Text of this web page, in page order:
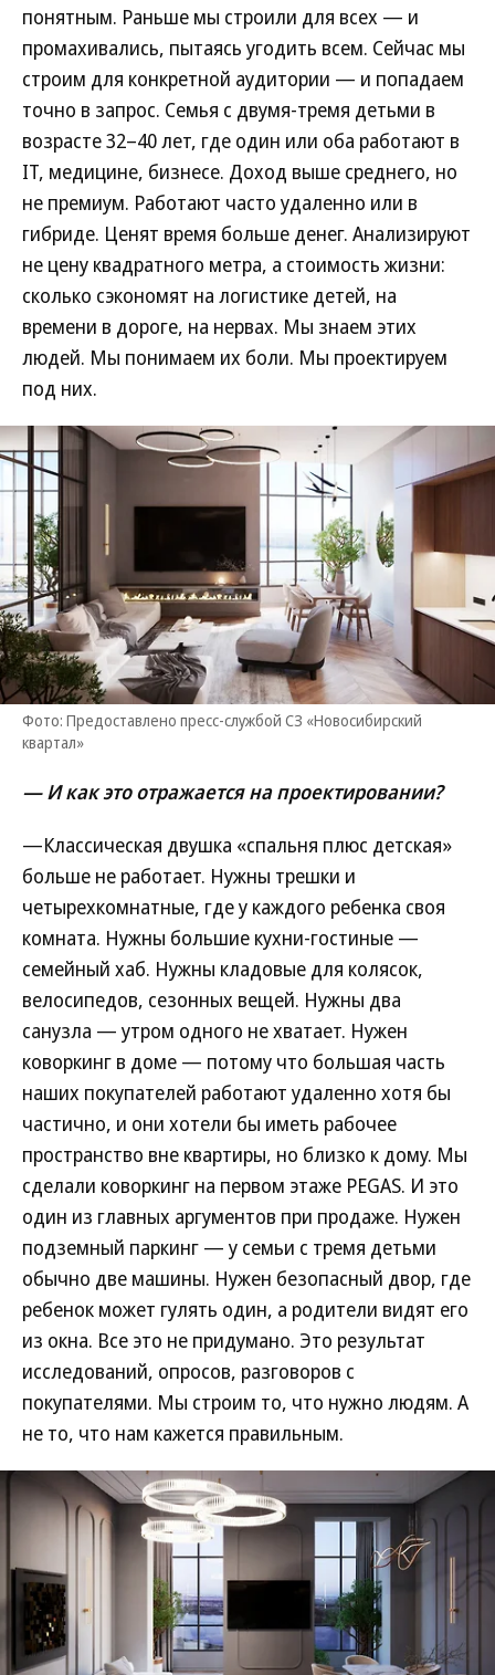
понятным. Раньше мы строили для всех — и
промахивались, пытаясь угодить всем. Сейчас мы
строим для конкретной аудитории — и попадаем
точно в запрос. Семья с двумя-тремя детьми в
возрасте 32–40 лет, где один или оба работают в
IT, медицине, бизнесе. Доход выше среднего, но
не премиум. Работают часто удаленно или в
гибриде. Ценят время больше денег. Анализируют
не цену квадратного метра, а стоимость жизни:
сколько сэкономят на логистике детей, на
времени в дороге, на нервах. Мы знаем этих
людей. Мы понимаем их боли. Мы проектируем
под них.
Фото: Предоставлено пресс-службой СЗ «Новосибирский
квартал»
— И как это отражается на проектировании?
—Классическая двушка «спальня плюс детская»
больше не работает. Нужны трешки и
четырехкомнатные, где у каждого ребенка своя
комната. Нужны большие кухни-гостиные —
семейный хаб. Нужны кладовые для колясок,
велосипедов, сезонных вещей. Нужны два
санузла — утром одного не хватает. Нужен
коворкинг в доме — потому что большая часть
наших покупателей работают удаленно хотя бы
частично, и они хотели бы иметь рабочее
пространство вне квартиры, но близко к дому. Мы
сделали коворкинг на первом этаже PEGAS. И это
один из главных аргументов при продаже. Нужен
подземный паркинг — у семьи с тремя детьми
обычно две машины. Нужен безопасный двор, где
ребенок может гулять один, а родители видят его
из окна. Все это не придумано. Это результат
исследований, опросов, разговоров с
покупателями. Мы строим то, что нужно людям. А
не то, что нам кажется правильным.